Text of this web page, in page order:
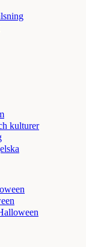
kulturer